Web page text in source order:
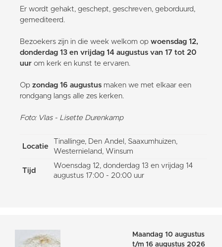
Er wordt gehakt, geschept, geschreven, geborduurd,
gemediteerd.
Bezoekers zijn in die week welkom op woensdag 12,
donderdag 13 en vrijdag 14 augustus van 17 tot 20
uur om kerk en kunst te ervaren.
Op zondag 16 augustus maken we met elkaar een
rondgang langs alle zes kerken.
Foto: Vlas - Lisette Durenkamp
Locatie
Tinallinge, Den Andel, Saaxumhuizen,
Westernieland, Winsum
Tijd
Woensdag 12, donderdag 13 en vrijdag 14
augustus 17:00 - 20:00 uur
Maandag 10 augustus
t/m 16 augustus 2026